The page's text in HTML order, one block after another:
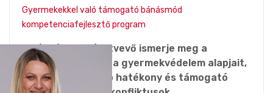
Gyermekekkel való támogató bánásmód
kompetenciafejlesztő program
A képzésben résztvevő ismerje meg a
gyermekek jogait, a gyermekvédelem alapjait,
a gyerekekkel való hatékony és támogató